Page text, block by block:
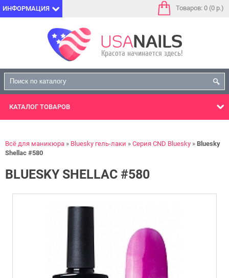
ИНФОРМАЦИЯ Товаров: 0 (0 р.)
КАТАЛОГ ТОВАРОВ
Всё для маникюра Bluesky гель-лаки Серия CND Bluesky
Bluesky
Shellac #580
BLUESKY SHELLAC #580